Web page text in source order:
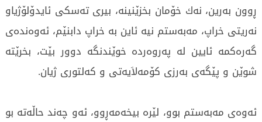
ڕوون به‌رین، نه‌ك خۆمان بخزێنینه‌، بیری‌ ته‌سكی‌ ئایدۆلۆژیاو
نه‌ریتی‌ خراپ، مه‌به‌ستم نیه‌ ئاین به‌ خراپ دابنێم، ئه‌وه‌نده‌ی‌
گه‌ره‌كمه‌ ئایین له‌ په‌روه‌رده‌ خوێندنگه‌ دوور بێت، بخرێته‌
شوێن و پێگه‌ی‌ به‌رزی‌ كۆمه‌لاَیه‌تی‌ و كه‌لتوری‌ ژیان.
ئه‌وه‌ی‌ مه‌به‌ستم بوو، لێره‌ بیخه‌مه‌ڕوو، ئه‌و چه‌ند حاڵه‌ته‌ بو